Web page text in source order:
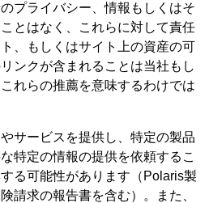
プライバシー、情報もしくはそ
とはなく、これらに対して責任
、もしくはサイト上の資産の可
ンクが含まれることは当社もし
れらの推薦を意味するわけでは
サービスを提供し、特定の製品
特定の情報の提供を依頼するこ
る可能性があります（Polaris製
請求の報告書を含む）。また、